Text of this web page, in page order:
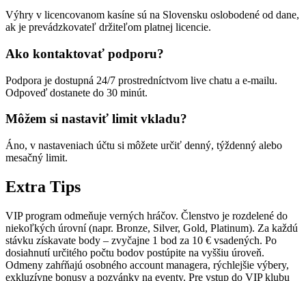
Výhry v licencovanom kasíne sú na Slovensku oslobodené od dane,
ak je prevádzkovateľ držiteľom platnej licencie.
Ako kontaktovať podporu?
Podpora je dostupná 24/7 prostredníctvom live chatu a e-mailu.
Odpoveď dostanete do 30 minút.
Môžem si nastaviť limit vkladu?
Áno, v nastaveniach účtu si môžete určiť denný, týždenný alebo
mesačný limit.
Extra Tips
VIP program odmeňuje verných hráčov. Členstvo je rozdelené do
niekoľkých úrovní (napr. Bronze, Silver, Gold, Platinum). Za každú
stávku získavate body – zvyčajne 1 bod za 10 € vsadených. Po
dosiahnutí určitého počtu bodov postúpite na vyššiu úroveň.
Odmeny zahŕňajú osobného account managera, rýchlejšie výbery,
exkluzívne bonusy a pozvánky na eventy. Pre vstup do VIP klubu